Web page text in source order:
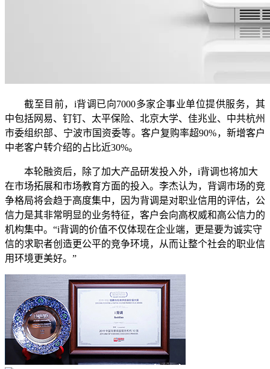
截至目前，i背调已向7000多家企事业单位提供服务，其
中包括网易、钉钉、太平保险、北京大学、佳兆业、中共杭州
市委组织部、宁波市国资委等。客户复购率超90%，新增客户
中老客户转介绍的占比近30%。
本轮融资后，除了加大产品研发投入外，i背调也将加大
在市场拓展和市场教育方面的投入。李杰认为，背调市场的竞
争格局将会趋于高度集中，因为背调是对职业信用的评估，公
信力是其非常明显的业务特征，客户会向高权威和高公信力的
机构集中。“i背调的价值不仅体现在企业端，更是要为诚实守
信的求职者创造更公平的竞争环境，从而让整个社会的职业信
用环境更美好。”